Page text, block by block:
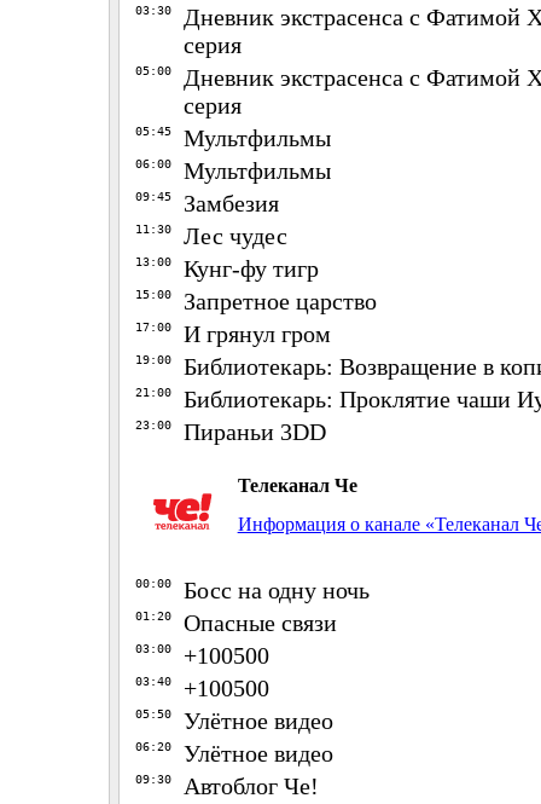
03:30
Дневник экстрасенса с Фатимой
серия
05:00
Дневник экстрасенса с Фатимой
серия
05:45 Мультфильмы
06:00 Мультфильмы
09:45 Замбезия
11:30 Лес чудес
13:00 Кунг-фу тигр
15:00 Запретное царство
17:00 И грянул гром
19:00 Библиотекарь: Возвращение в
21:00 Библиотекарь: Проклятие чаши
23:00 Пираньи 3DD
Телеканал Че
Информация о канале «Телеканал
00:00 Босс на одну ночь
01:20 Опасные связи
03:00 +100500
03:40 +100500
05:50 Улётное видео
06:20 Улётное видео
09:30 Автоблог Че!